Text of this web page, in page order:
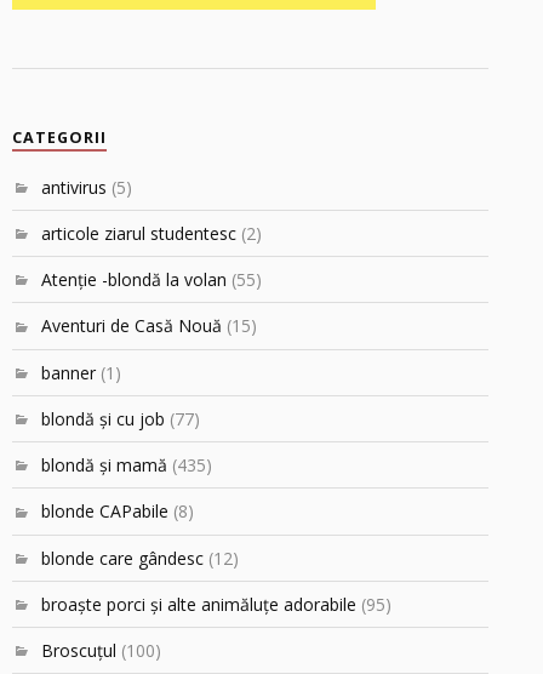
CATEGORII
antivirus (5)
articole ziarul studentesc (2)
Atenţie -blondă la volan (55)
Aventuri de Casă Nouă (15)
banner (1)
blondă şi cu job (77)
blondă şi mamă (435)
blonde CAPabile (8)
blonde care gândesc (12)
broaşte porci şi alte animăluţe adorabile (95)
Broscuțul (100)